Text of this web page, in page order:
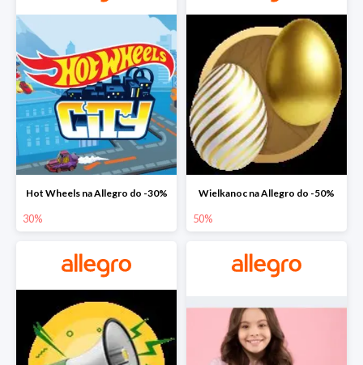
Hot Wheels na Allegro do -30%
30%
Wielkanoc na Allegro do -50%
50%